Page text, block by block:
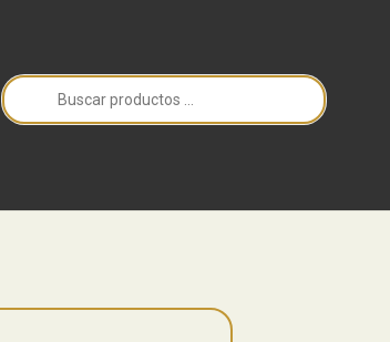
Búsqueda
de
productos